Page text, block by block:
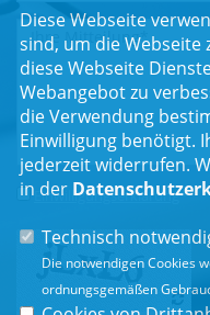
Einwilligungserklärung*
Diese Webseite
sind, um die Webseite
diese Webseite
Webangebot zu
die Verwendung
Einwilligung benötigt.
jederzeit widerrufen.
in der
Technisch
Die notwendigen Cookies
ordnungsgemäßen